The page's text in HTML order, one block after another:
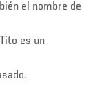
el nombre de
es un